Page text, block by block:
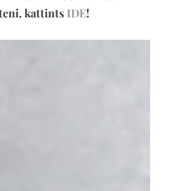
kattints IDE!